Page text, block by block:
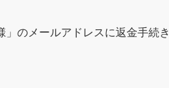
のメールアドレスに返金手続き